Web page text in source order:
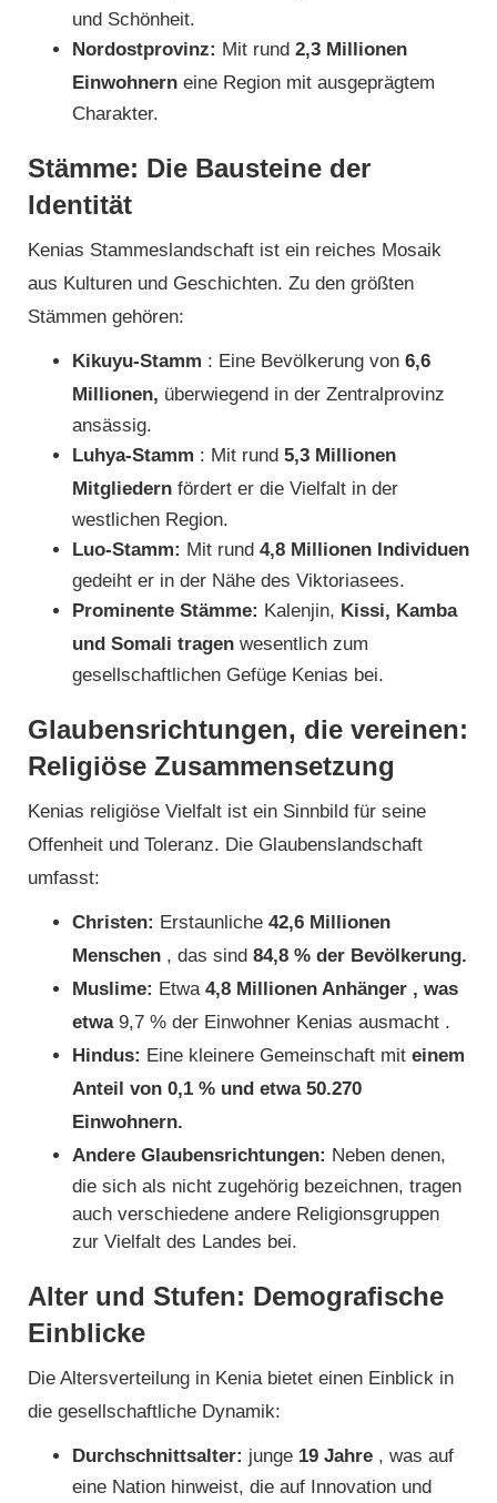
und Schönheit.
Nordostprovinz: Mit rund 2,3 Millionen
Einwohnern eine Region mit ausgeprägtem
Charakter.
Stämme: Die Bausteine ​​der
Identität
Kenias Stammeslandschaft ist ein reiches Mosaik
aus Kulturen und Geschichten. Zu den größten
Stämmen gehören:
Kikuyu-Stamm : Eine Bevölkerung von 6,6
Millionen, überwiegend in der Zentralprovinz
ansässig.
Luhya-Stamm : Mit rund 5,3 Millionen
Mitgliedern fördert er die Vielfalt in der
westlichen Region.
Luo-Stamm: Mit rund 4,8 Millionen Individuen
gedeiht er in der Nähe des Viktoriasees.
Prominente Stämme: Kalenjin, Kissi, Kamba
und Somali tragen wesentlich zum
gesellschaftlichen Gefüge Kenias bei.
Glaubensrichtungen, die vereinen:
Religiöse Zusammensetzung
Kenias religiöse Vielfalt ist ein Sinnbild für seine
Offenheit und Toleranz. Die Glaubenslandschaft
umfasst:
Christen: Erstaunliche 42,6 Millionen
Menschen , das sind 84,8 % der Bevölkerung.
Muslime: Etwa 4,8 Millionen Anhänger , was
etwa 9,7 % der Einwohner Kenias ausmacht .
Hindus: Eine kleinere Gemeinschaft mit einem
Anteil von 0,1 % und etwa 50.270
Einwohnern.
Andere Glaubensrichtungen: Neben denen,
die sich als nicht zugehörig bezeichnen, tragen
auch verschiedene andere Religionsgruppen
zur Vielfalt des Landes bei.
Alter und Stufen: Demografische
Einblicke
Die Altersverteilung in Kenia bietet einen Einblick in
die gesellschaftliche Dynamik:
Durchschnittsalter: junge 19 Jahre , was auf
eine Nation hinweist, die auf Innovation und